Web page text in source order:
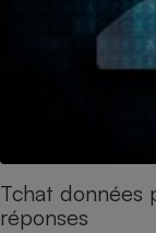
Tchat données
réponses